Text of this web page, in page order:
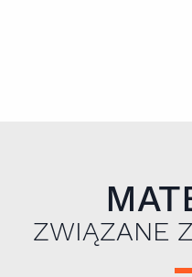
ZWIĄZANE